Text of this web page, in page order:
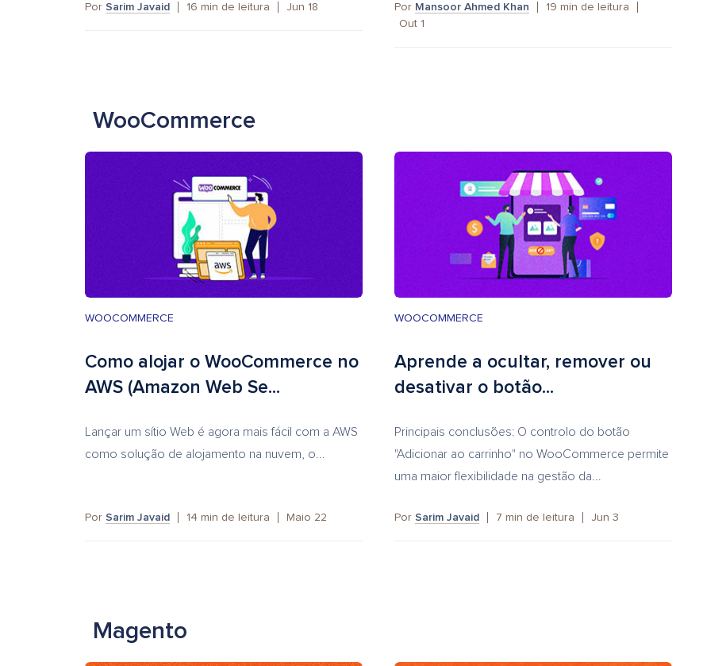
Por Sarim Javaid 16 min de leitura Jun 18 Por Mansoor Ahmed Khan 19 min de leitura
Out 1
WooCommerce
WOOCOMMERCE
Como alojar o WooCommerce no
AWS (Amazon Web Se...
Lançar um sítio Web é agora mais fácil com a AWS
como solução de alojamento na nuvem, o...
Por Sarim Javaid 14 min de leitura Maio 22
WOOCOMMERCE
Aprende a ocultar, remover ou
desativar o botão...
Principais conclusões: O controlo do botão
"Adicionar ao carrinho" no WooCommerce permite
uma maior flexibilidade na gestão da...
Por Sarim Javaid 7 min de leitura Jun 3
Magento